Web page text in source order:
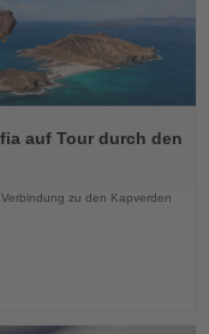
auf Tour durch den
zu den Kapverden